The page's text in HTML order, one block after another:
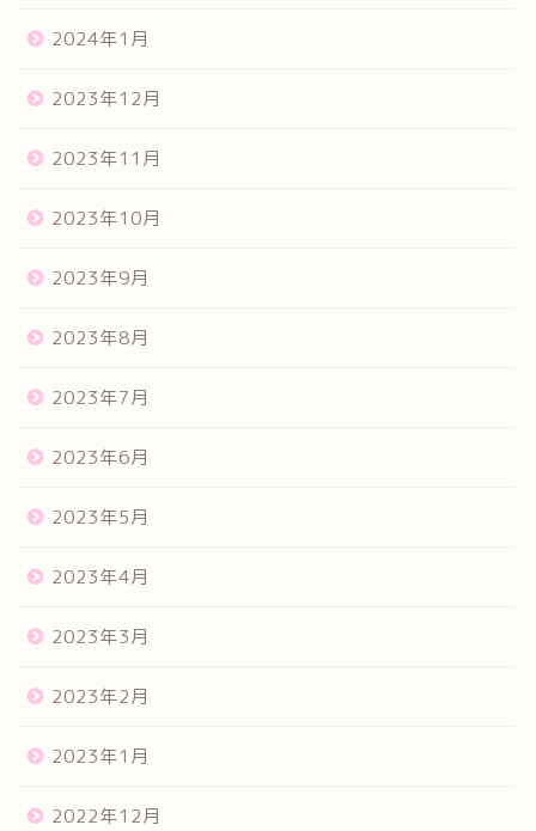
2024年1月
2023年12月
2023年11月
2023年10月
2023年9月
2023年8月
2023年7月
2023年6月
2023年5月
2023年4月
2023年3月
2023年2月
2023年1月
2022年12月